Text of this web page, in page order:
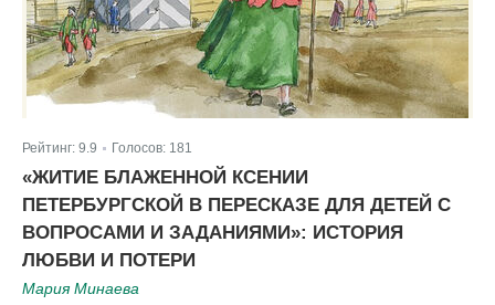
Рейтинг: 9.9 Голосов: 181
«ЖИТИЕ БЛАЖЕННОЙ КСЕНИИ
ПЕТЕРБУРГСКОЙ В ПЕРЕСКАЗЕ ДЛЯ ДЕТЕЙ С
ВОПРОСАМИ И ЗАДАНИЯМИ»: ИСТОРИЯ
ЛЮБВИ И ПОТЕРИ
Мария Минаева